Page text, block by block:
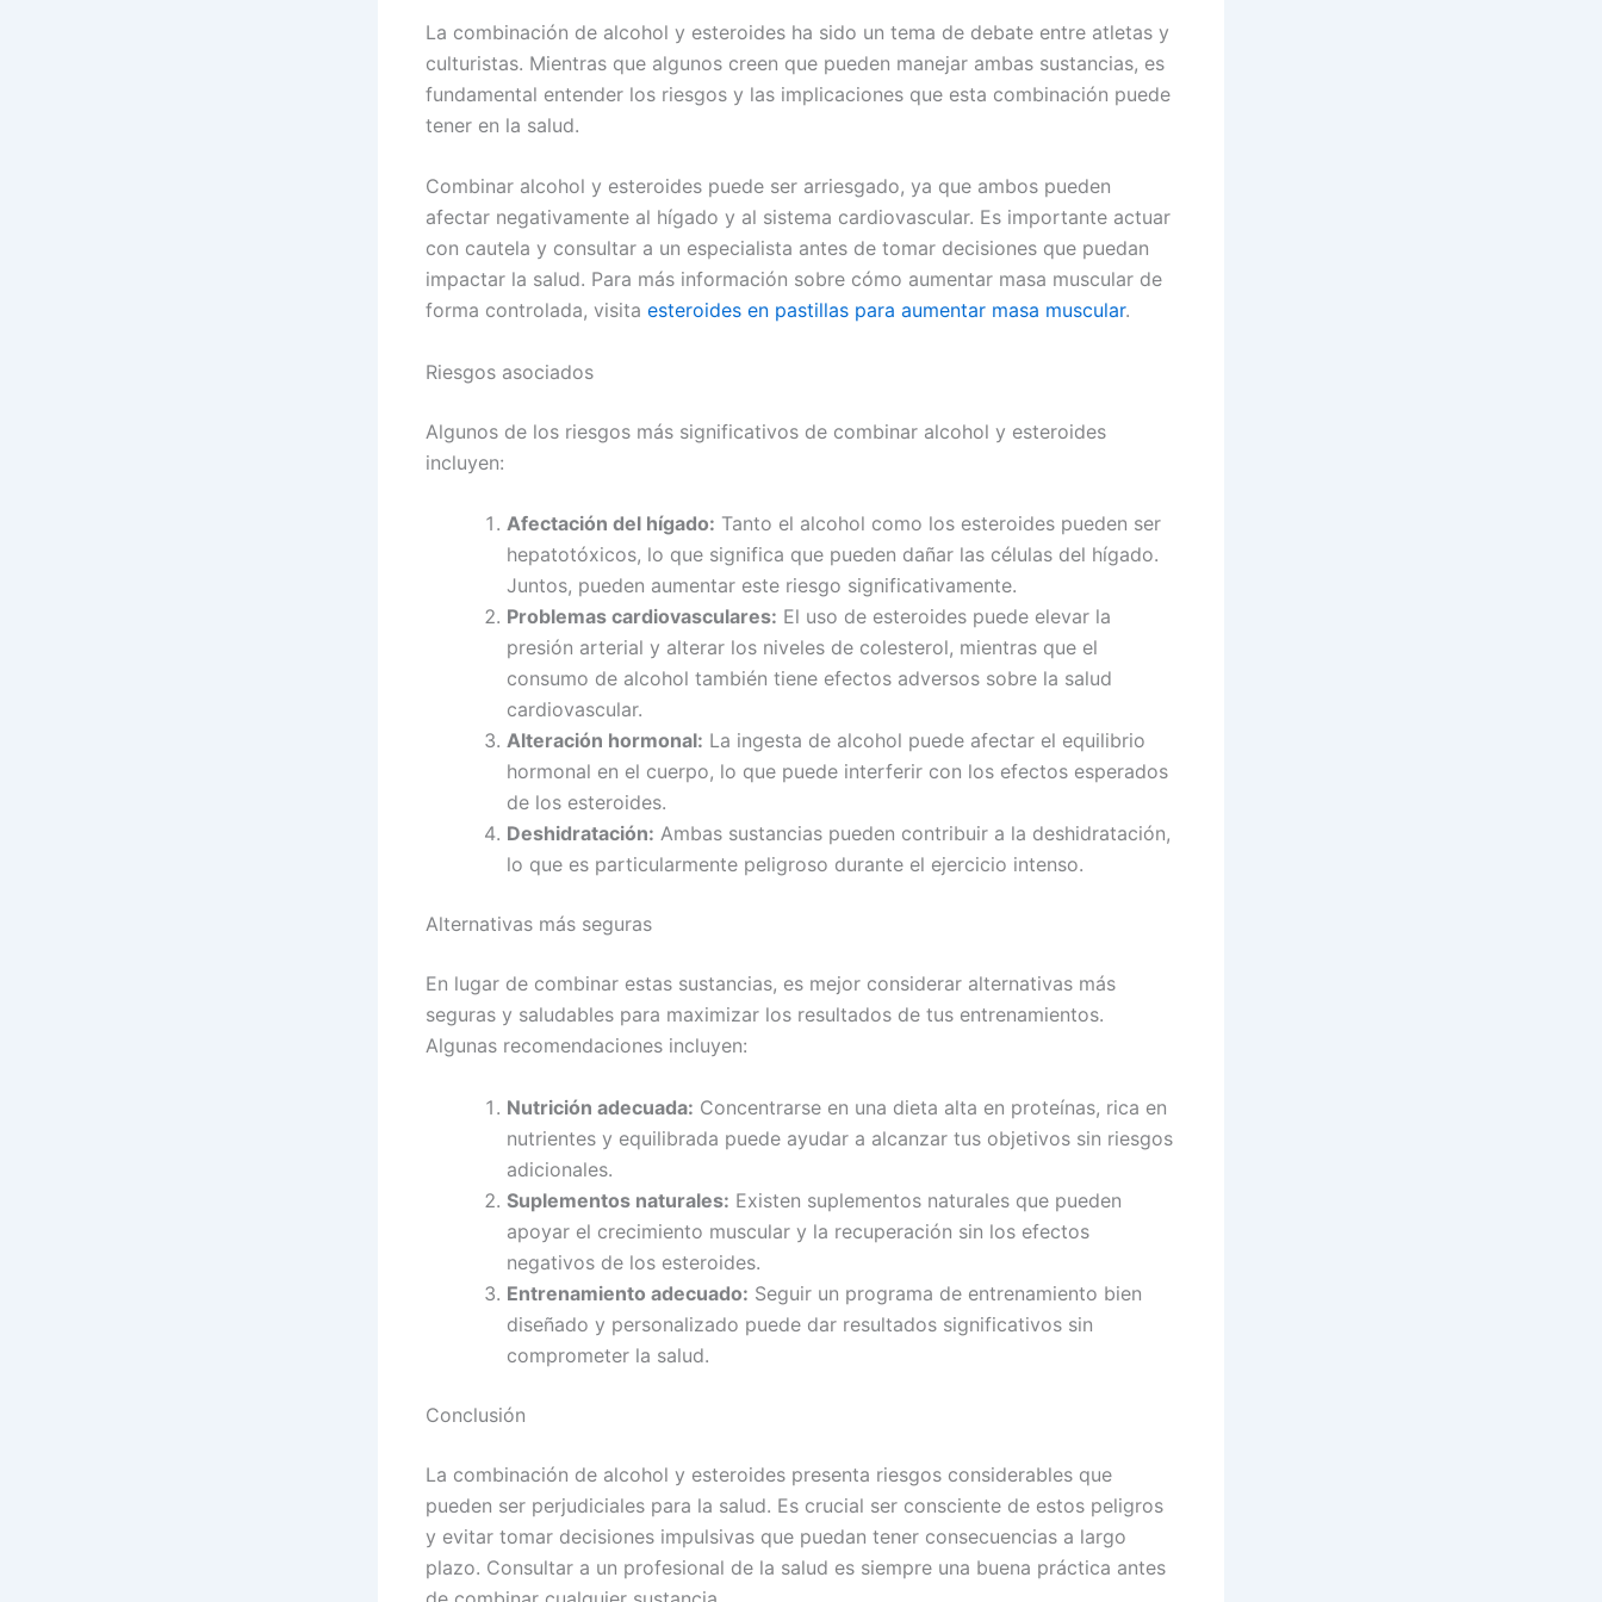
La combinación de alcohol y esteroides ha sido un tema de debate entre atletas y
culturistas. Mientras que algunos creen que pueden manejar ambas sustancias, es
fundamental entender los riesgos y las implicaciones que esta combinación puede
tener en la salud.
Combinar alcohol y esteroides puede ser arriesgado, ya que ambos pueden
afectar negativamente al hígado y al sistema cardiovascular. Es importante actuar
con cautela y consultar a un especialista antes de tomar decisiones que puedan
impactar la salud. Para más información sobre cómo aumentar masa muscular de
forma controlada, visita esteroides en pastillas para aumentar masa muscular.
Riesgos asociados
Algunos de los riesgos más significativos de combinar alcohol y esteroides
incluyen:
Afectación del hígado: Tanto el alcohol como los esteroides pueden ser
hepatotóxicos, lo que significa que pueden dañar las células del hígado.
Juntos, pueden aumentar este riesgo significativamente.
Problemas cardiovasculares: El uso de esteroides puede elevar la
presión arterial y alterar los niveles de colesterol, mientras que el
consumo de alcohol también tiene efectos adversos sobre la salud
cardiovascular.
Alteración hormonal: La ingesta de alcohol puede afectar el equilibrio
hormonal en el cuerpo, lo que puede interferir con los efectos esperados
de los esteroides.
Deshidratación: Ambas sustancias pueden contribuir a la deshidratación,
lo que es particularmente peligroso durante el ejercicio intenso.
Alternativas más seguras
En lugar de combinar estas sustancias, es mejor considerar alternativas más
seguras y saludables para maximizar los resultados de tus entrenamientos.
Algunas recomendaciones incluyen:
Nutrición adecuada: Concentrarse en una dieta alta en proteínas, rica en
nutrientes y equilibrada puede ayudar a alcanzar tus objetivos sin riesgos
adicionales.
Suplementos naturales: Existen suplementos naturales que pueden
apoyar el crecimiento muscular y la recuperación sin los efectos
negativos de los esteroides.
Entrenamiento adecuado: Seguir un programa de entrenamiento bien
diseñado y personalizado puede dar resultados significativos sin
comprometer la salud.
Conclusión
La combinación de alcohol y esteroides presenta riesgos considerables que
pueden ser perjudiciales para la salud. Es crucial ser consciente de estos peligros
y evitar tomar decisiones impulsivas que puedan tener consecuencias a largo
plazo. Consultar a un profesional de la salud es siempre una buena práctica antes